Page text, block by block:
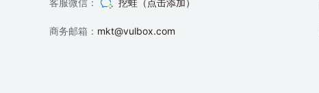
客服微信： 挖蛙（点击添加）
商务邮箱： mkt@vulbox.com